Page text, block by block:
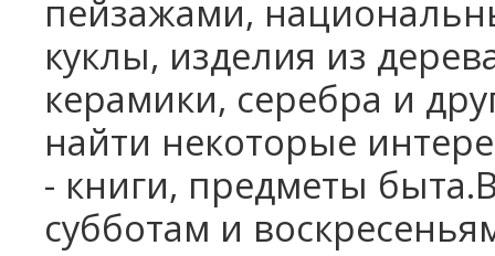
пейзажами,
куклы, изделия из
керамики, серебра и
найти некоторые
- книги, предметы
субботам и